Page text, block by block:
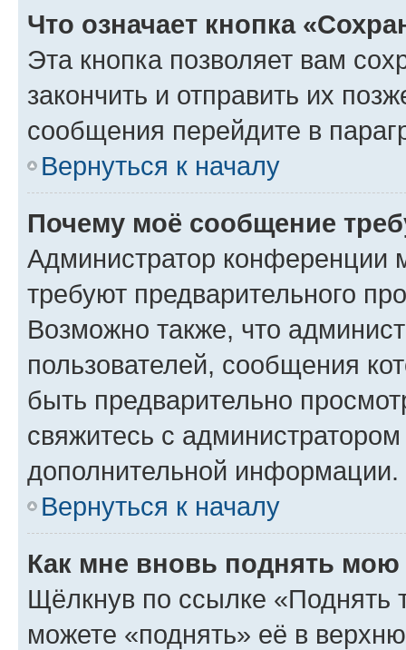
Что означает кнопка
Эта кнопка позволяет вам
закончить и отправить их
сообщения перейдите в
Вернуться к началу
Почему моё сообщение
Администратор конференции
требуют предварительного
Возможно также, что
пользователей, сообщения
быть предварительно
свяжитесь с
дополнительной информации.
Вернуться к началу
Как мне вновь поднять мою
Щёлкнув по ссылке «Поднять
можете «поднять» её в